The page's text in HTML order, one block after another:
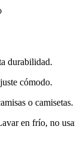
durabilidad.
cómodo.
o camisetas.
en frío, no